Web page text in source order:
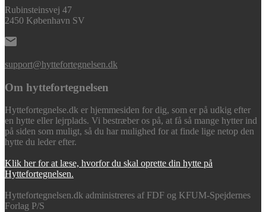
Rubinsteinsvej 47
2450 København SV
support@hyttefortegnelsen.dk
Om hyttefortegnelsen
Hyttefortegnelse.dk er hjemmesiden for dig, som er på udkig efter
en hytte eller lejrplads. Vi bestræber os på, at få så mange hytter ind
på siden som muligt, så du har mulighed for at finde lige netop den
hytte du leder efter.
Klik her for at læse, hvorfor du skal oprette din hytte på
Hyttefortegnelsen.
Hyttefortegnelsen.dk administreres af FDF og KFUM-Spejdernes
Forlag P/S